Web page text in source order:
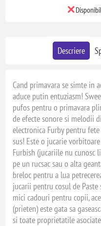
Descriere
Cand primavara se simte in
aduce putin entuziasm!
pufos pentru o primavara
de efecte sonore si melodii
electronica Furby pentru
sus! Este o jucarie
Furbish (jucariile nu cunosc
pe un rucsac sau o alta
breloc pentru a lua
jucarii pentru cosul de
mici cadouri pentru copii,
(prieten) este gata sa
si toate proprietatile